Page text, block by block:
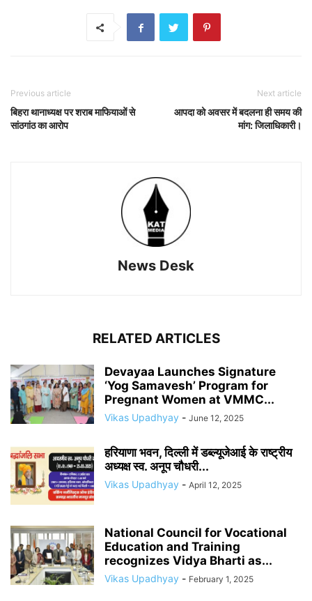
Previous article
बिहरा थानाध्यक्ष पर शराब माफियाओं से
सांठगांठ का आरोप
Next article
आपदा को अवसर में बदलना ही समय की
मांग: जिलाधिकारी।
News Desk
RELATED ARTICLES
Devayaa Launches Signature
‘Yog Samavesh’ Program for
Pregnant Women at VMMC...
Vikas Upadhyay - June 12, 2025
हरियाणा भवन, दिल्ली में डब्ल्यूजेआई के राष्ट्रीय
अध्यक्ष स्व. अनूप चौधरी...
Vikas Upadhyay - April 12, 2025
National Council for Vocational
Education and Training
recognizes Vidya Bharti as...
Vikas Upadhyay - February 1, 2025